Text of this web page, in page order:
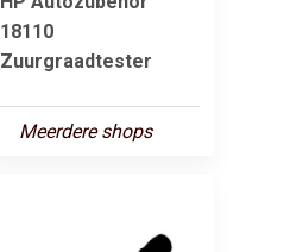
18110
Zuurgraadtester
Meerdere shops